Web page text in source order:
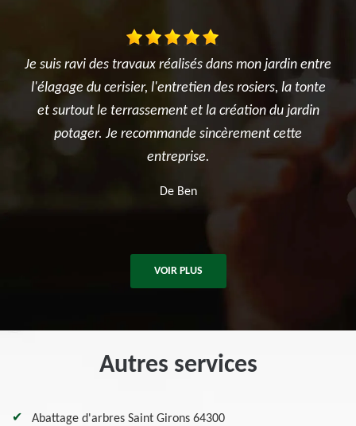
entre
Très satisfait de l'intervention. Travail d'élagage
réalisé avec sérieux et professionnalisme. L'équipe a
été ponctuelle, efficace et a laissé le chantier propre
après les travaux. Je recommande sans hésitation
pour tous vos besoins en élagage et entretien
VOIR PLUS
Autres services
Abattage d'arbres Saint Girons 64300